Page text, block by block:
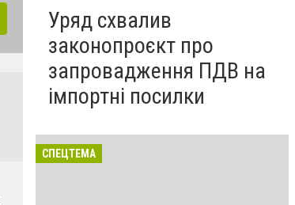
Уряд схвалив
законопроєкт про
запровадження ПДВ на
імпортні посилки
СПЕЦТЕМА